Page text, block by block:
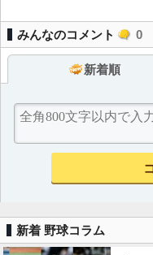
みんなのコメント 0
新着順
新着 野球コラム